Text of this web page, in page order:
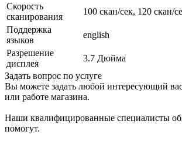
Скорость
сканирования
100 скан/сек, 120 скан/
Поддержка
языков
english
Разрешение
дисплея
3.7 Дюйма
Задать вопрос по услуге
Вы можете задать любой интересующий
или работе магазина.
Наши квалифицированные специалисты
помогут.